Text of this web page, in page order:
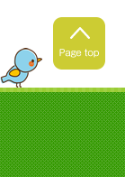
2021年4月24日